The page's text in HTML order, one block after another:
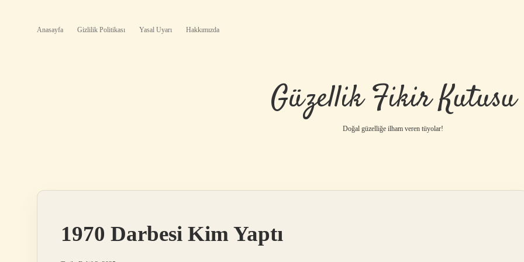
Anasayfa Gizlilik Politikası Yasal Uyarı Hakkımızda
Güzellik Fikir Kutusu
Doğal güzelliğe ilham veren tüyolar!
1970 Darbesi Kim Yaptı